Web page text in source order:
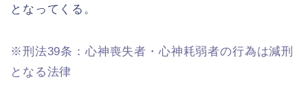
となってくる。
※刑法39条：心神喪失者・心神耗弱者の行為は減刑
となる法律